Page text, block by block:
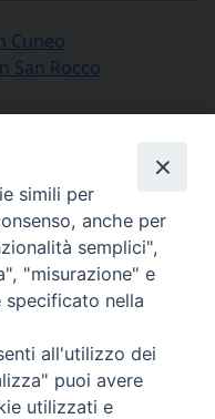
Cuneo
San Rocco
Paolo-San Rocco
Cuneo
simili per
anche per
semplici",
"misurazione" e
nella
all'utilizzo dei
puoi avere
utilizzati e